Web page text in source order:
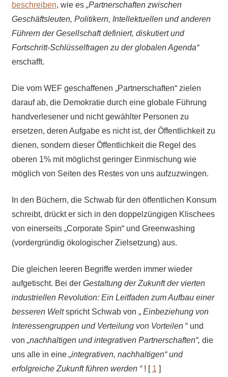
beschreiben, wie es „Partnerschaften zwischen
Geschäftsleuten, Politikern, Intellektuellen und anderen
Führern der Gesellschaft definiert, diskutiert und
Fortschritt-Schlüsselfragen zu der globalen Agenda“
erschafft.
Die vom WEF geschaffenen „Partnerschaften“ zielen
darauf ab, die Demokratie durch eine globale Führung
handverlesener und nicht gewählter Personen zu
ersetzen, deren Aufgabe es nicht ist, der Öffentlichkeit zu
dienen, sondern dieser Öffentlichkeit die Regel des
oberen 1% mit möglichst geringer Einmischung wie
möglich von Seiten des Restes von uns aufzuzwingen.
In den Büchern, die Schwab für den öffentlichen Konsum
schreibt, drückt er sich in den doppelzüngigen Klischees
von einerseits „Corporate Spin“ und Greenwashing
(vordergründig ökologischer Zielsetzung) aus.
Die gleichen leeren Begriffe werden immer wieder
aufgetischt. Bei der Gestaltung der Zukunft der vierten
industriellen Revolution: Ein Leitfaden zum Aufbau einer
besseren Weltspricht Schwab von „ Einbeziehung von
Interessengruppen und Verteilung von Vorteilen“ und
von „nachhaltigen und integrativen Partnerschaften“, die
uns alle in eine „integrativen, nachhaltigen“ und
erfolgreiche Zukunftführen werden “! [ 1 ]